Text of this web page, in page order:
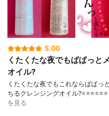
5.00
くたくたな夜でもぱぱっと
オイル?
くたくたな夜でもこれならぱぱっ
ちるクレンジングオイル
を見る